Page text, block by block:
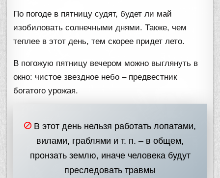
По погоде в пятницу судят, будет ли май
изобиловать солнечными днями. Также, чем
теплее в этот день, тем скорее придет лето.
В погожую пятницу вечером можно выглянуть в
окно: чистое звездное небо – предвестник
богатого урожая.
В этот день нельзя работать лопатами,
вилами, граблями и т. п. – в общем,
пронзать землю, иначе человека будут
преследовать травмы